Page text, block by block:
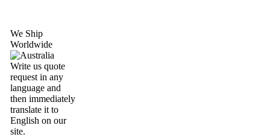
We Ship
Worldwide
Write us quote
request in any
language and
then immediately
translate it to
English on our
site.